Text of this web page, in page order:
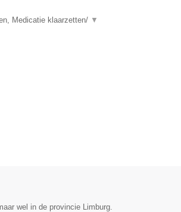
Medicatie klaarzetten/ ▼
wel in de provincie Limburg.